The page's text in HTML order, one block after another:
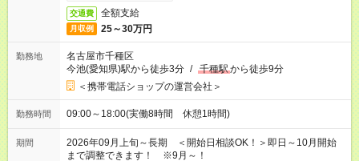
交通費 全額支給
月収例 25～30万円
勤務地
名古屋市千種区
今池(愛知県)駅から徒歩3分 / 千種駅から徒歩9分
＜携帯電話ショップの運営会社＞
勤務時間 09:00～18:00(実働8時間 休憩1時間)
期間
2026年09月上旬～長期 ＜開始日相談OK！＞即日～10月開始
まで調整できます！ ※9月～！